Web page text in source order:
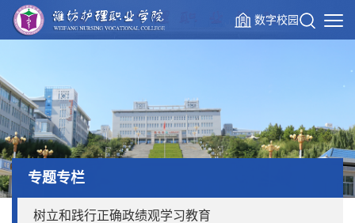
数字校园
专题专栏
树立和践行正确政绩观学习教育